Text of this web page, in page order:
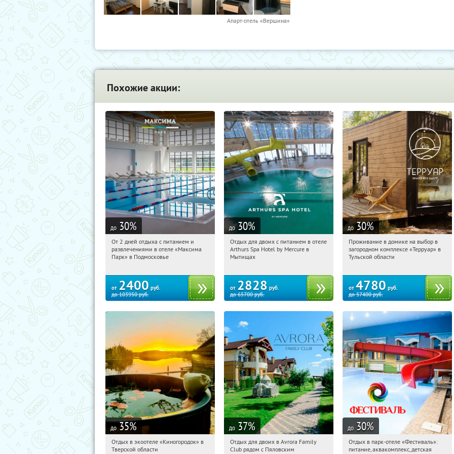
Апарт-отель «Вершина»
Похожие акции:
до 30%
12:40:28 Купили:
Московская обл., Дмитровский р-н, д.
От 2 дней отдыха с питанием и
развлечениями в отеле «Максима
Парк» в Подмосковье
от 2400 руб.
до103950руб.
до 30%
12:40:28
Купи первым!
Московская обл., г. Мытищи, д.
Отдых для двоих с питанием в отеле
Arthurs Spa Hotel by Mercure в
Мытищах
от 2828 руб.
до65700руб.
до 30%
12:40:28 Купили:
Тульская обл., Ясногорский р-н, с.
Проживание в домике на выбор в
загородном комплексе «Терруар» в
Тульской области
от 4780 руб.
до57400руб.
до 35%
12:40:28
Купи первым!
Отдых в экоотеле «Киногородок» в
Тверской области
до 37%
12:40:28 Купили:
Отдых для двоих в Avrora Family
Club рядом с Пяловским
до 30%
12:40:28 Купили:
Отдых в парк-отеле «Фестиваль»:
питание, аквакомплекс, детская